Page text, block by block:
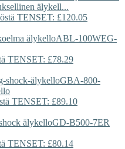
älykell...
TENSET: £120.05
ABL-100WEG-
TENSET: £78.29
GBA-800-
TENSET: £89.10
GD-B500-7ER
TENSET: £80.14